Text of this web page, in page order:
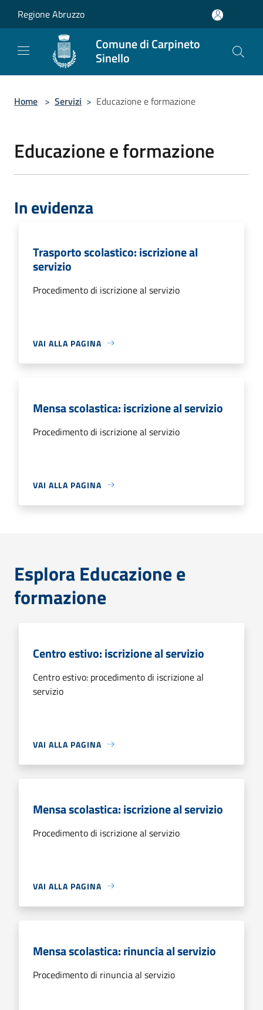
Regione Abruzzo
Comune di Carpineto
Sinello
Home > Servizi > Educazione e formazione
Educazione e formazione
In evidenza
Trasporto scolastico: iscrizione al
servizio
Procedimento di iscrizione al servizio
VAI ALLA PAGINA
Mensa scolastica: iscrizione al servizio
Procedimento di iscrizione al servizio
VAI ALLA PAGINA
Esplora Educazione e
formazione
Centro estivo: iscrizione al servizio
Centro estivo: procedimento di iscrizione al
servizio
VAI ALLA PAGINA
Mensa scolastica: iscrizione al servizio
Procedimento di iscrizione al servizio
VAI ALLA PAGINA
Mensa scolastica: rinuncia al servizio
Procedimento di rinuncia al servizio